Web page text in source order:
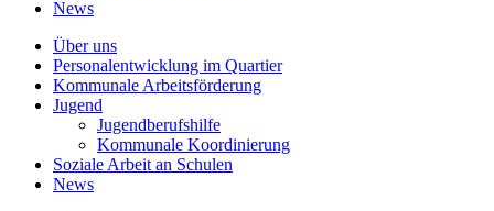
News
Über uns
Personalentwicklung im Quartier
Kommunale Arbeitsförderung
Jugend
Jugendberufshilfe
Kommunale Koordinierung
Soziale Arbeit an Schulen
News